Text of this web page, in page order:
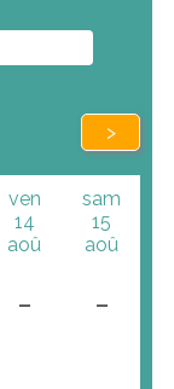
>
ven
14
aoû
-
sam
15
aoû
-